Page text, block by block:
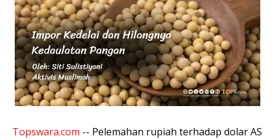
Topswara.com -- Pelemahan rupiah terhadap dolar AS